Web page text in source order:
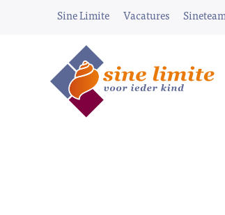
Sine Limite Vacatures